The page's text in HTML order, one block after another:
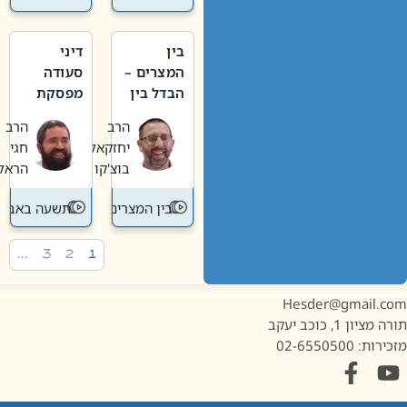
בין
המצרים –
הבדל בין
חדשה
לישנה
הרב
יחזקאל
בוצ'קו
בין המצרים
דיני
סעודה
מפסקת
תשעה
באב
הרב
חגי
הראל
תשעה באב
1, כוכב יעקב
02-6550500